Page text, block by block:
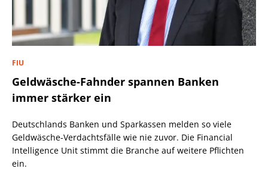
FIU
Geldwäsche-Fahnder spannen Banken
immer stärker ein
Deutschlands Banken und Sparkassen melden so viele
Geldwäsche-Verdachtsfälle wie nie zuvor. Die Financial
Intelligence Unit stimmt die Branche auf weitere Pflichten
ein.